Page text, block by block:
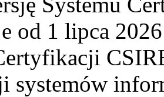
od 1 lipca
systemów